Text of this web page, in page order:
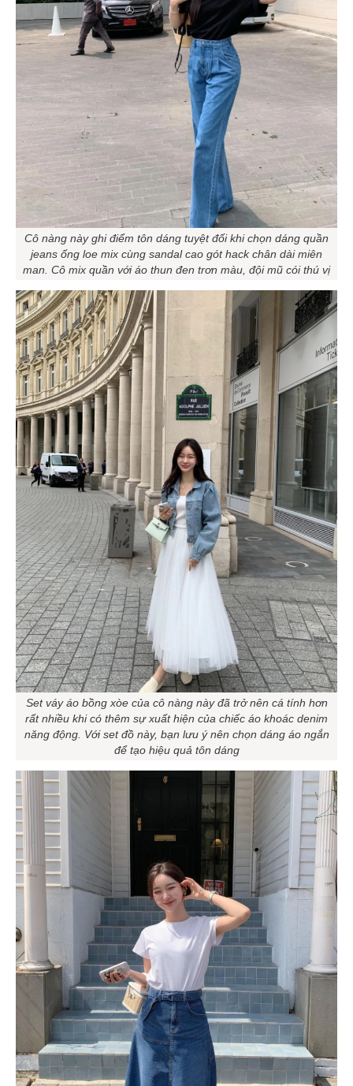
Cô nàng này ghi điểm tôn dáng tuyệt đối khi chọn dáng quần
jeans ống loe mix cùng sandal cao gót hack chân dài miên
man. Cô mix quần với áo thun đen trơn màu, đội mũ cói thú vị
Set váy áo bồng xòe của cô nàng này đã trở nên cá tính hơn
rất nhiều khi có thêm sự xuất hiện của chiếc áo khoác denim
năng động. Với set đồ này, bạn lưu ý nên chọn dáng áo ngắn
để tạo hiệu quả tôn dáng